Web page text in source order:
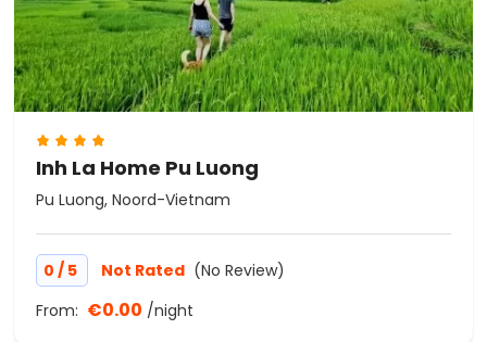
Inh La Home Pu Luong
Pu Luong, Noord-Vietnam
0 / 5 Not Rated (No Review)
From: €0.00 /night